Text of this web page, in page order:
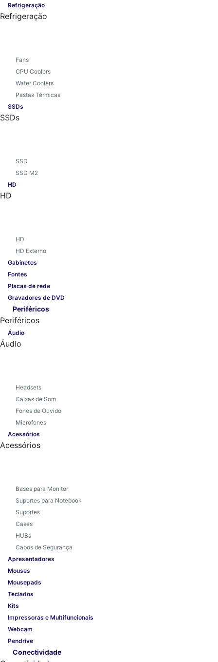
Refrigeração
Refrigeração
Fans
CPU Coolers
Water Coolers
Pastas Térmicas
SSDs
SSDs
SSD
SSD M2
HD
HD
HD
HD Externo
Gabinetes
Fontes
Placas de rede
Gravadores de DVD
Periféricos
Periféricos
Áudio
Áudio
Headsets
Caixas de Som
Fones de Ouvido
Microfones
Acessórios
Acessórios
Bases para Monitor
Suportes para Notebook
Suportes
Cases
HUBs
Cabos de Segurança
Apresentadores
Mouses
Mousepads
Teclados
Kits
Impressoras e Multifuncionais
Webcam
Pendrive
Conectividade